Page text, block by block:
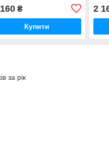
₴
Купити
2
за рік